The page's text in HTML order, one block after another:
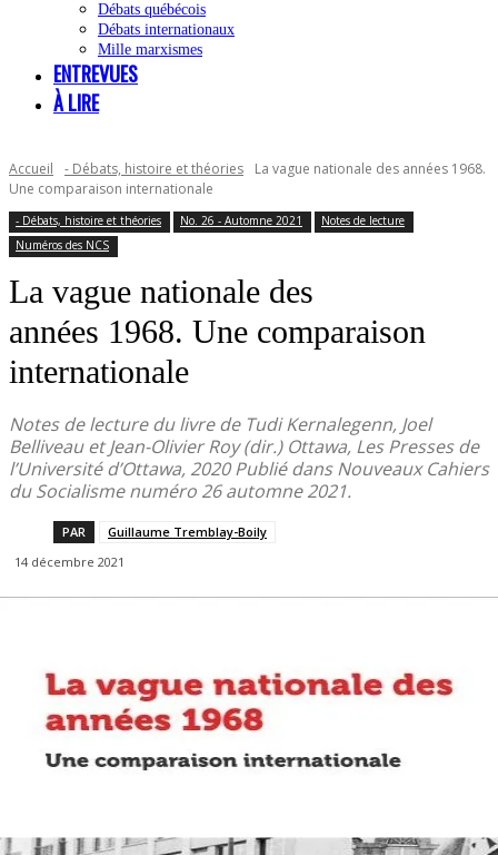
Débats québécois
Débats internationaux
Mille marxismes
ENTREVUES
À LIRE
Accueil - Débats, histoire et théories
La vague nationale des années 1968.
Une comparaison internationale
- Débats, histoire et théories No. 26 - Automne 2021
Notes de lecture
Numéros des NCS
La vague nationale des
années 1968. Une comparaison
internationale
Notes de lecture du livre de Tudi Kernalegenn, Joel
Belliveau et Jean-Olivier Roy (dir.) Ottawa, Les Presses de
l’Université d’Ottawa, 2020 Publié dans Nouveaux Cahiers
du Socialisme numéro 26 automne 2021.
PAR
Guillaume Tremblay-Boily
14 décembre 2021